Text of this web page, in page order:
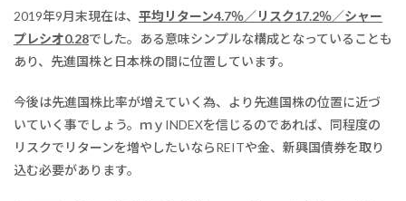
2019年9月末現在は、 平均リターン4.7％／リスク17.2％／シャー
プレシオ0.28でした。ある意味シンプルな構成となっていることも
あり、先進国株と日本株の間に位置しています。
今後は先進国株比率が増えていく為、より先進国株の位置に近づ
いていく事でしょう。ｍｙINDEXを信じるのであれば、同程度の
リスクでリターンを増やしたいならREITや金、新興国債券を取り
込む必要があります。